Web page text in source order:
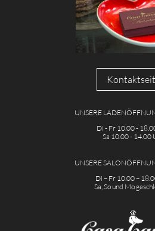
UNSERE
Di - Fr 10.00 -
Sa 10.00 - 14.00
UNSERE
Di – Fr 10.00 –
Sa, So und Mo